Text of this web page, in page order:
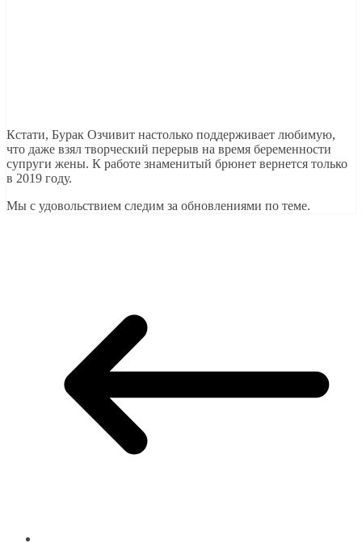
Кстати, Бурак Озчивит настолько поддерживает любимую,
что даже взял творческий перерыв на время беременности
супруги жены. К работе знаменитый брюнет вернется только
в 2019 году.
Мы с удовольствием следим за обновлениями по теме.